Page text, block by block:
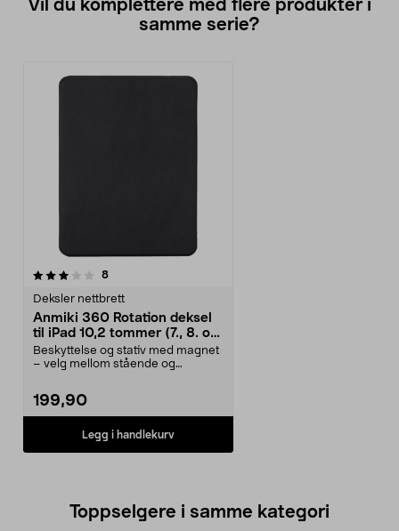
Vil du komplettere med flere produkter i
samme serie?
8anmeldelser
Deksler nettbrett
Anmiki 360 Rotation deksel
til iPad 10,2 tommer (7., 8. og
9. generasjon)
Beskyttelse og stativ med magnet
– velg mellom stående og
199,90
Legg i handlekurv
Toppselgere i samme kategori